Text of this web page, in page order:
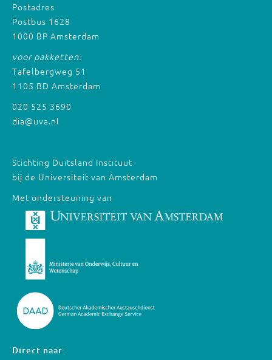
Postadres
Postbus 1628
1000 BP Amsterdam
voor pakketten:
Tafelbergweg 51
1105 BD Amsterdam
020 525 3690
dia@uva.nl
Stichting Duitsland Instituut
bij de Universiteit van Amsterdam
Met ondersteuning van
Direct naar: